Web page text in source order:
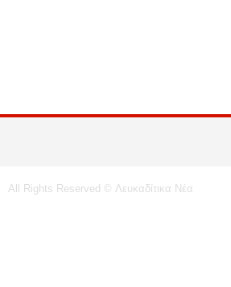
All Rights Reserved © Λευκαδίτικα Νέα